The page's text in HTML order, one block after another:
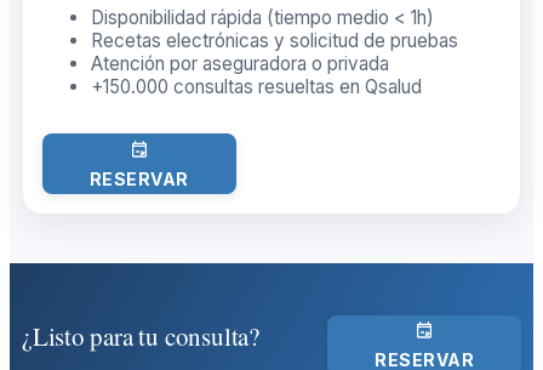
Disponibilidad rápida (tiempo medio < 1h)
Recetas electrónicas y solicitud de pruebas
Atención por aseguradora o privada
+150.000 consultas resueltas en Qsalud
RESERVAR
¿Listo para tu consulta?
RESERVAR